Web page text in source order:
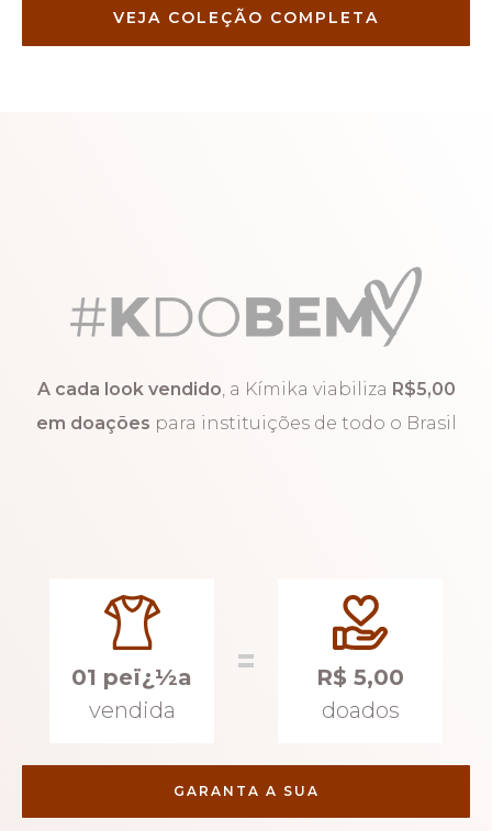
VEJA COLEÇÃO COMPLETA
A cada look vendido, a Kímika viabiliza R$5,00
em doações para instituições de todo o Brasil
01 peï¿½a
vendida
=
R$ 5,00
doados
GARANTA A SUA